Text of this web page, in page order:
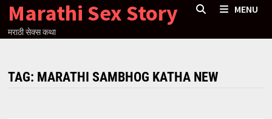
Skip
content
Marathi Sex Story
मराठी सेक्स कथा
MENU
TAG: MARATHI SAMBHOG KATHA NEW